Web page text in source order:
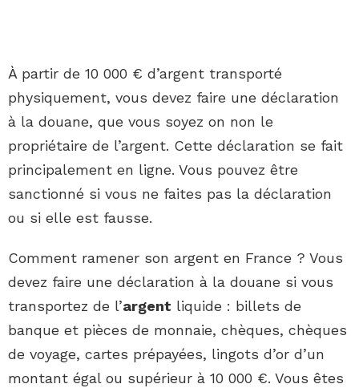
À partir de 10 000 € d’argent transporté
physiquement, vous devez faire une déclaration
à la douane, que vous soyez on non le
propriétaire de l’argent. Cette déclaration se fait
principalement en ligne. Vous pouvez être
sanctionné si vous ne faites pas la déclaration
ou si elle est fausse.
Comment ramener son argent en France ? Vous
devez faire une déclaration à la douane si vous
transportez de l’argent liquide : billets de
banque et pièces de monnaie, chèques, chèques
de voyage, cartes prépayées, lingots d’or d’un
montant égal ou supérieur à 10 000 €. Vous êtes